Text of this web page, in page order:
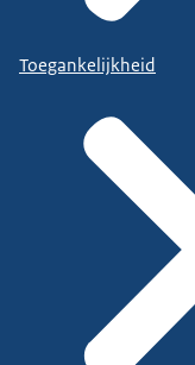
Toegankelijkheid